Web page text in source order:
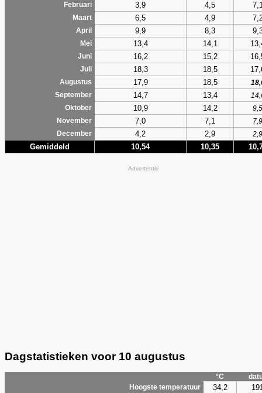
Februari 3,9 4,5
Maart 6,5 4,9
April 9,9 8,3
Mei 13,4 14,1
Juni 16,2 15,2
Juli 18,3 18,5
Augustus 17,9 18,5
September
14,7 13,4
Oktober
10,9 14,2
9,5
November
7,0 7,1
7,9
December
4,2 2,9 2,9
Gemiddeld 10,54 10,35
Advertentie
Dagstatistieken voor 10 augustus
°C
Hoogste temperatuur
34,2